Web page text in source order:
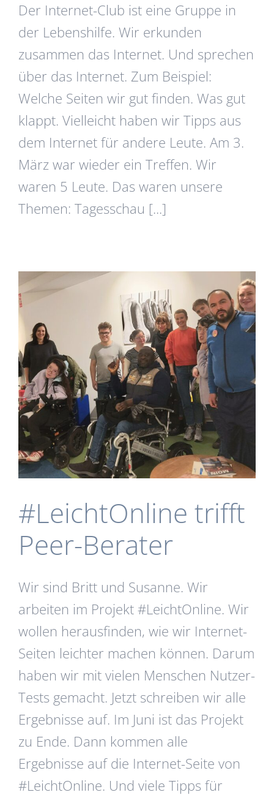
Der Internet-Club ist eine Gruppe in
der Lebenshilfe. Wir erkunden
zusammen das Internet. Und sprechen
über das Internet. Zum Beispiel:
Welche Seiten wir gut finden. Was gut
klappt. Vielleicht haben wir Tipps aus
dem Internet für andere Leute. Am 3.
März war wieder ein Treffen. Wir
waren 5 Leute. Das waren unsere
Themen: Tagesschau [...]
#LeichtOnline trifft
Peer-Berater
Wir sind Britt und Susanne. Wir
arbeiten im Projekt #LeichtOnline. Wir
wollen herausfinden, wie wir Internet-
Seiten leichter machen können. Darum
haben wir mit vielen Menschen Nutzer-
Tests gemacht. Jetzt schreiben wir alle
Ergebnisse auf. Im Juni ist das Projekt
zu Ende. Dann kommen alle
Ergebnisse auf die Internet-Seite von
#LeichtOnline. Und viele Tipps für